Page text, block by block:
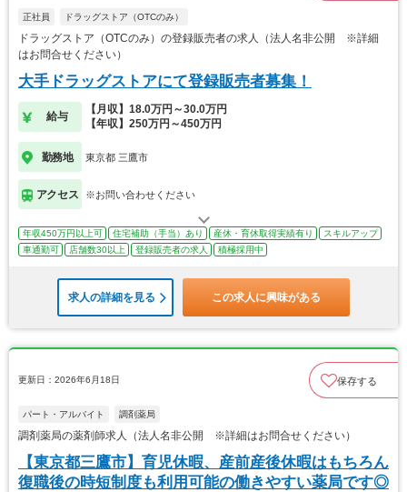
正社員 ドラッグストア（OTCのみ）
ドラッグストア（OTCのみ）の登録販売者の求人（法人名非公開 ※詳細
はお問合せください）
大手ドラッグストアにて登録販売者募集！
給与
【月収】18.0万円～30.0万円
【年収】250万円～450万円
勤務地 東京都 三鷹市
アクセス ※お問い合わせください
年収450万円以上可 住宅補助（手当）あり 産休・育休取得実績有り
スキルアップ
車通勤可
店舗数30以上 登録販売者の求人 積極採用中
求人の詳細を見る この求人に興味がある
更新日：2026年6月18日 保存する
パート・アルバイト 調剤薬局
調剤薬局の薬剤師求人（法人名非公開 ※詳細はお問合せください）
【東京都三鷹市】育児休暇、産前産後休暇はもちろん
復職後の時短制度も利用可能の働きやすい薬局です◎